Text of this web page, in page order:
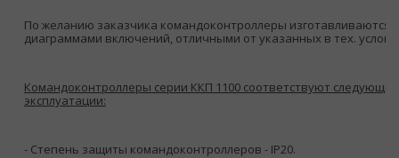
По желанию заказчика командоконтроллеры изготавливаются
диаграммами включений, отличными от указанных в тех.
Командоконтроллеры серии ККП 1100 соответствуют
эксплуатации:
- Степень защиты командоконтроллеров - IP20.